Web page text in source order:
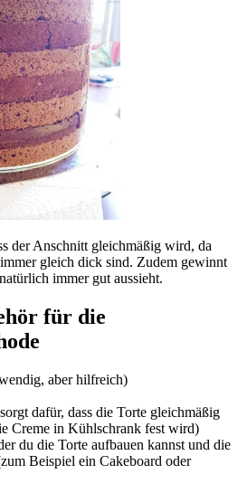
der Anschnitt gleichmäßig wird, da
gleich dick sind. Zudem gewinnt
immer gut aussieht.
für die
aber hilfreich)
dafür, dass die Torte gleichmäßig
Creme in Kühlschrank fest wird)
du die Torte aufbauen kannst und die
Beispiel ein Cakeboard oder